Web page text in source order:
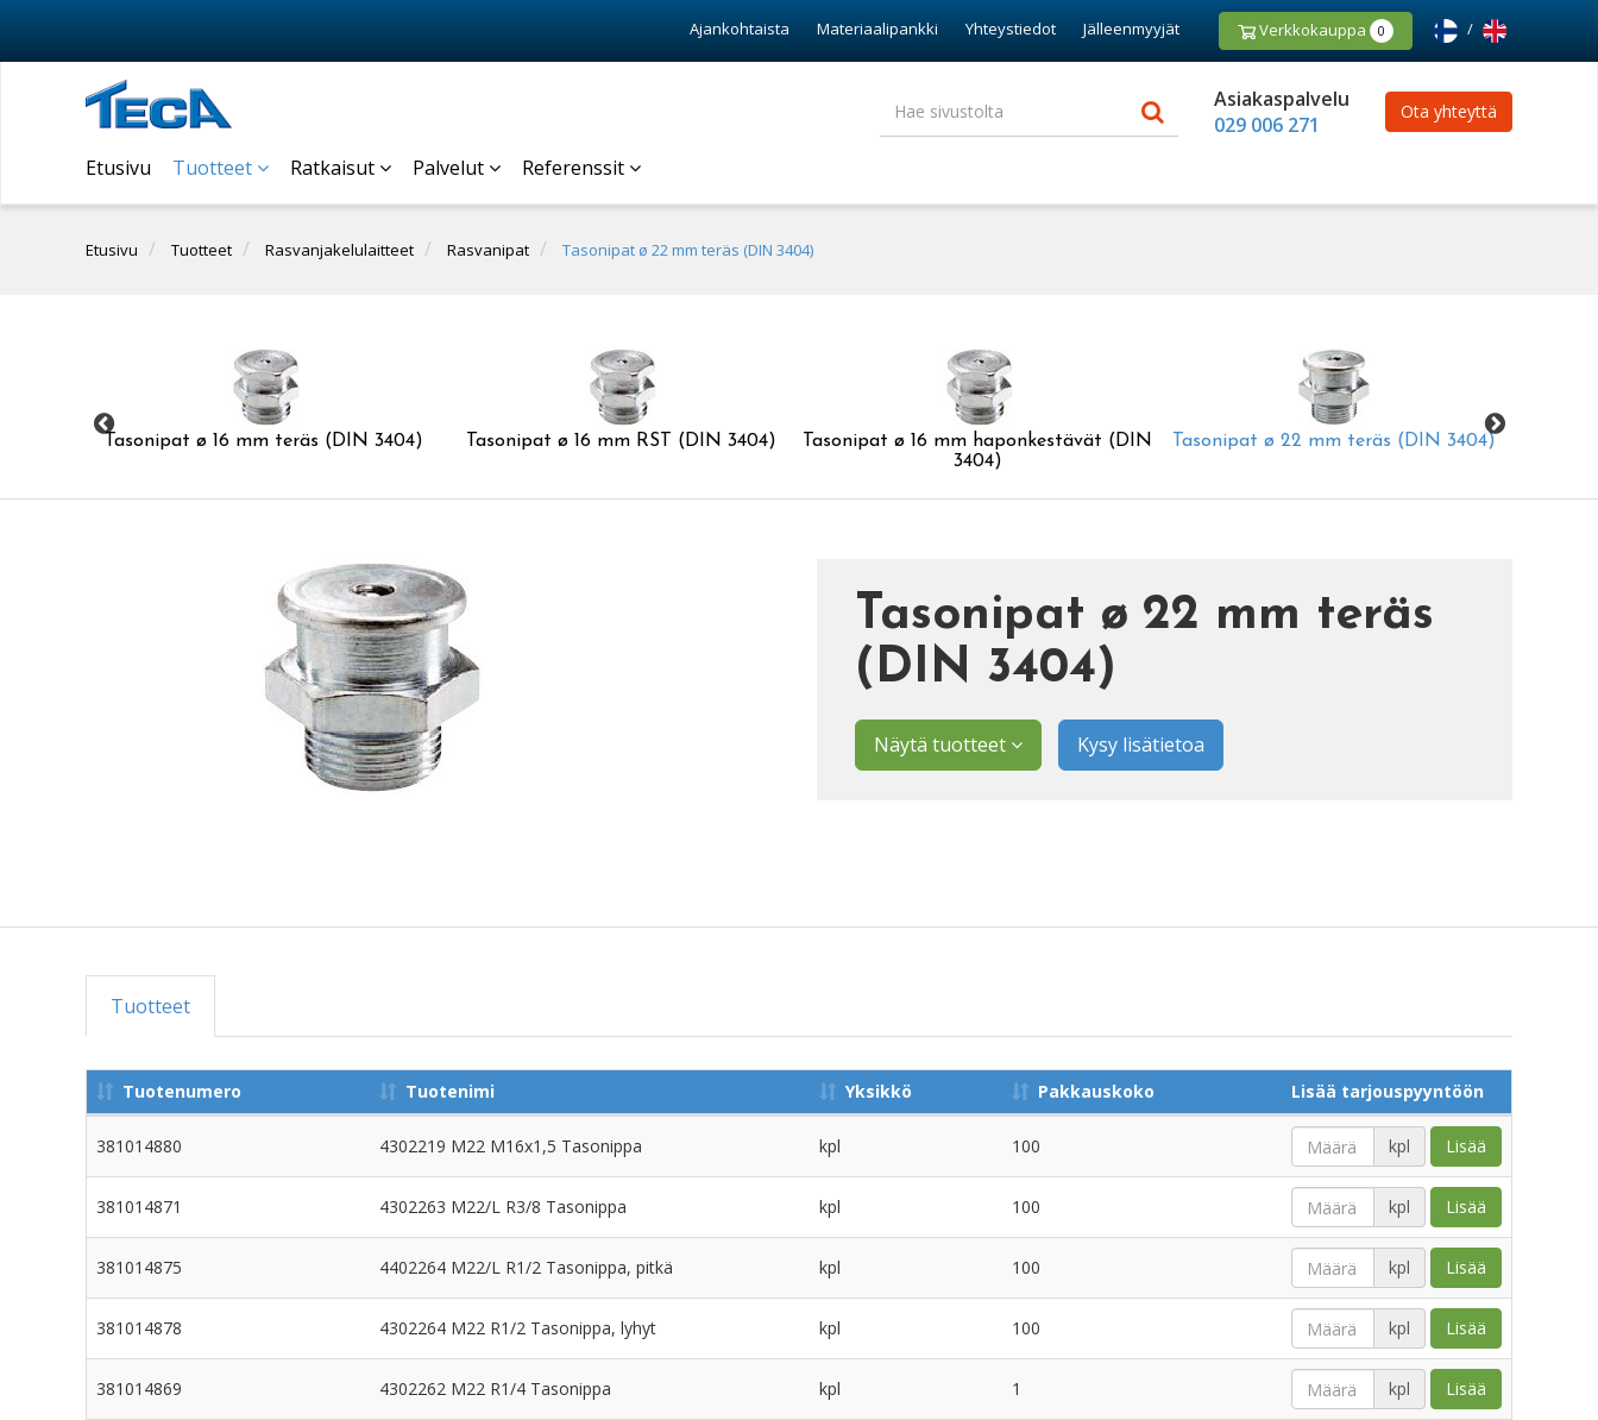
Ajankohtaista Materiaalipankki Yhteystiedot Jälleenmyyjät Verkkokauppa 0 /
Asiakaspalvelu
029 006 271
Ota yhteyttä
Etusivu Tuotteet Ratkaisut Palvelut Referenssit
Etusivu Tuotteet Rasvanjakelulaitteet Rasvanipat Tasonipat ø 22 mm teräs (DIN 3404)
Tasonipat ø 16 mm teräs (DIN 3404) Tasonipat ø 16 mm RST (DIN 3404)
Tasonipat ø 16 mm haponkestävät (DIN
3404)
Tasonipat ø 22 mm teräs (DIN 3404)
Tasonipat ø 22 mm teräs
(DIN 3404)
Näytä tuotteet Kysy lisätietoa
Tuotteet
Tuotenumero Tuotenimi Yksikkö Pakkauskoko Lisää tarjouspyyntöön
381014880 4302219 M22 M16x1,5 Tasonippa kpl 100 kpl Lisää
381014871 4302263 M22/L R3/8 Tasonippa kpl 100 kpl Lisää
381014875 4402264 M22/L R1/2 Tasonippa, pitkä kpl 100 kpl Lisää
381014878 4302264 M22 R1/2 Tasonippa, lyhyt kpl 100 kpl Lisää
381014869 4302262 M22 R1/4 Tasonippa kpl 1 kpl Lisää